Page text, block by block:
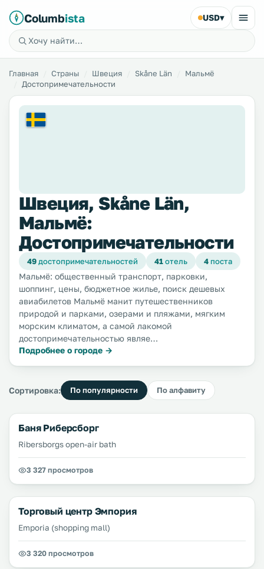
Columbista USD▾
Главная Страны Швеция Skåne Län
Мальмё
Достопримечательности
Швеция, Skåne Län,
Мальмё:
Достопримечательности
49достопримечательностей 41отель 4 поста
Мальмё: общественный транспорт, парковки,
шоппинг, цены, бюджетное жилье, поиск дешевых
авиабилетов Мальмё манит путешественников
природой и парками, озерами и пляжами, мягким
морским климатом, а самой лакомой
достопримечательностью являе…
Подробнее о городе →
Сортировка: По популярности По алфавиту
Баня Риберсборг
Ribersborgs open-air bath
3 327 просмотров
Торговый центр Эмпория
Emporia (shopping mall)
3 320 просмотров